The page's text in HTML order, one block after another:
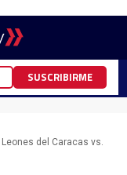
SUSCRIBIRME
Leones del Caracas vs.